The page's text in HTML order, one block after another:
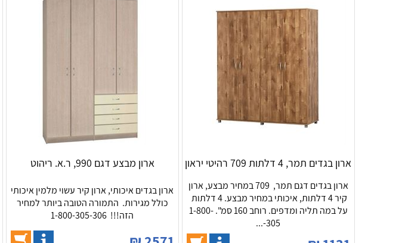
ארון בגדים תמר, 4 דלתות 709 רהיטי יראון
ארון בגדים דגם תמר, 709 במחיר מבצע, ארון
קיר 4 דלתות, איכותי במחיר מבצע. 4 דלתות
על במה תליה ומדפים. רוחב 160 סמ". 1-800-
305-...
ארון מבצע דגם 990, ר.א. ריהוט
ארון בגדים איכותי, ארון קיר עשוי מלמין איכותי
כולל מגירות. התמורה הטובה ביותר למחיר
הזה!!! 1-800-305-306